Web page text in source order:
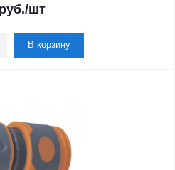
руб./шт
В корзину